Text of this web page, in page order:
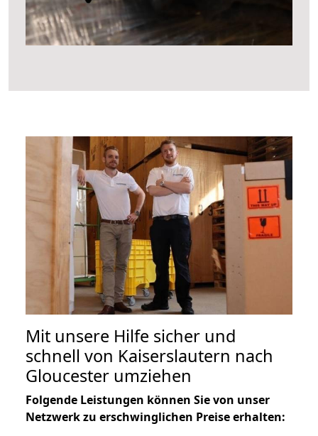
Mit unsere Hilfe sicher und
schnell von Kaiserslautern nach
Gloucester umziehen
Folgende Leistungen können Sie von unser
Netzwerk zu erschwinglichen Preise erhalten: